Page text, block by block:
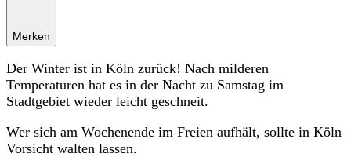
Merken
Der Winter ist in Köln zurück! Nach milderen
Temperaturen hat es in der Nacht zu Samstag im
Stadtgebiet wieder leicht geschneit.
Wer sich am Wochenende im Freien aufhält, sollte in Köln
Vorsicht walten lassen.